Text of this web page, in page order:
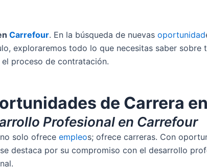
Carrefour. En la búsqueda de nuevas oportunidad
exploraremos todo lo que necesitas saber sobre
proceso de contratación.
de Carrera
Profesional en Carrefour
solo ofrece empleos; ofrece carreras. Con
destaca por su compromiso con el desarrollo